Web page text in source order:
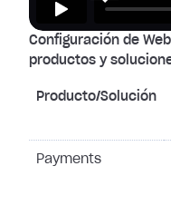
Configuración de
productos y
Producto/Solución
Payments